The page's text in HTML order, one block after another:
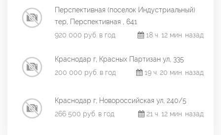
Перспективная (поселок Индустриальный)
тер, Перспективная , 641
920 000 руб. в год
18 ч. 12 мин. назад
Краснодар г, Красных Партизан ул, 335
200 000 руб. в год
19 ч. 20 мин. назад
Краснодар г, Новороссийская ул, 240/5
266 500 руб. в год
21 ч. 12 мин. назад